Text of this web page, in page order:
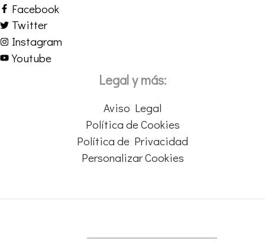
Facebook
Twitter
Instagram
Youtube
Legal y más:
Aviso Legal
Política de Cookies
Política de Privacidad
Personalizar Cookies